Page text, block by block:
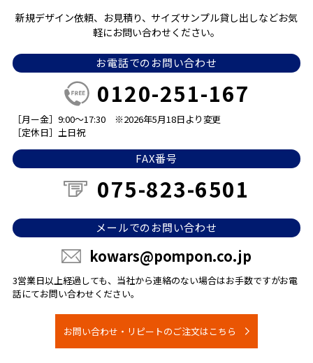
新規デザイン依頼、お見積り、サイズサンプル貸し出しなどお気
軽にお問い合わせください。
お電話でのお問い合わせ
0120-251-167
［月ー金］9:00～17:30
※2026年5月18日より変更
［定休日］土日祝
FAX番号
075-823-6501
メールでのお問い合わせ
kowars@pompon.co.jp
3営業日以上経過しても、当社から連絡のない場合はお手数ですがお電
話にてお問い合わせください。
お問い合わせ・リピートのご注文はこちら